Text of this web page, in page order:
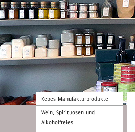
Kebes Manufakturprodukte
Wein, Spirituosen und
Alkoholfreies